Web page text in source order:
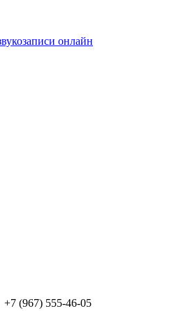
+7 (967) 555-46-05